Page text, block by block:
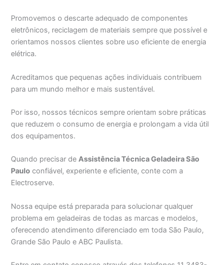
Promovemos o descarte adequado de componentes
eletrônicos, reciclagem de materiais sempre que possível e
orientamos nossos clientes sobre uso eficiente de energia
elétrica.
Acreditamos que pequenas ações individuais contribuem
para um mundo melhor e mais sustentável.
Por isso, nossos técnicos sempre orientam sobre práticas
que reduzem o consumo de energia e prolongam a vida útil
dos equipamentos.
Quando precisar deAssistência Técnica Geladeira São
Paulo confiável, experiente e eficiente, conte com a
Electroserve.
Nossa equipe está preparada para solucionar qualquer
problema em geladeiras de todas as marcas e modelos,
oferecendo atendimento diferenciado em toda São Paulo,
Grande São Paulo e ABC Paulista.